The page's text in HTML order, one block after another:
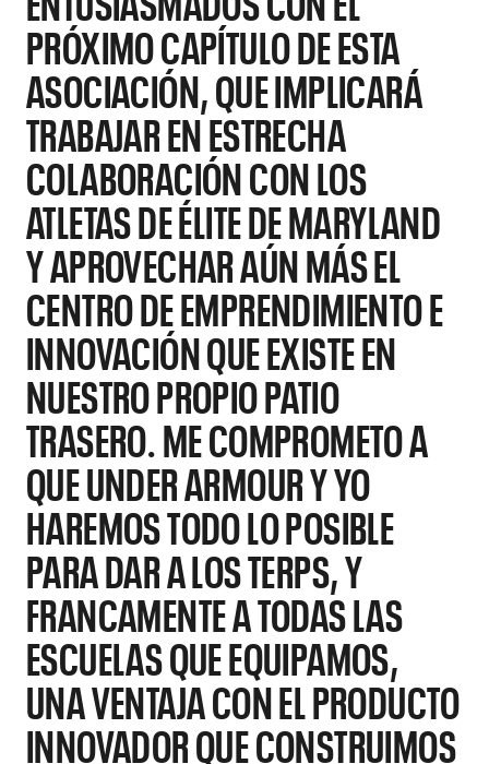
PRÓXIMO CAPÍTULO DE ESTA
ASOCIACIÓN, QUE IMPLICARÁ
TRABAJAR EN ESTRECHA
COLABORACIÓN CON LOS
ATLETAS DE ÉLITE DE MARYLAND
Y APROVECHAR AÚN MÁS EL
CENTRO DE EMPRENDIMIENTO E
INNOVACIÓN QUE EXISTE EN
NUESTRO PROPIO PATIO
TRASERO. ME COMPROMETO A
QUE UNDER ARMOUR Y YO
HAREMOS TODO LO POSIBLE
PARA DAR A LOS TERPS, Y
FRANCAMENTE A TODAS LAS
ESCUELAS QUE EQUIPAMOS,
UNA VENTAJA CON EL PRODUCTO
INNOVADOR QUE CONSTRUIMOS